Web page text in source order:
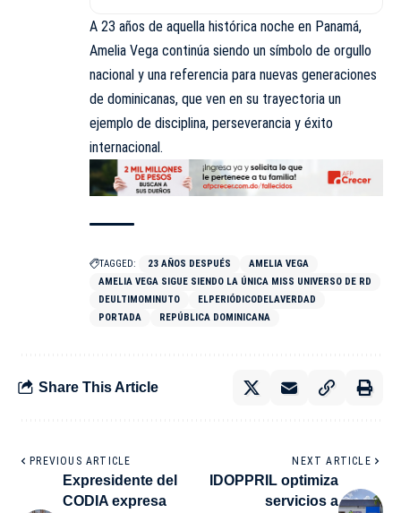
A 23 años de aquella histórica noche en Panamá,
Amelia Vega continúa siendo un símbolo de orgullo
nacional y una referencia para nuevas generaciones
de dominicanas, que ven en su trayectoria un
ejemplo de disciplina, perseverancia y éxito
internacional.
TAGGED: 23 AÑOS DESPUÉS
AMELIA VEGA
AMELIA VEGA SIGUE SIENDO LA ÚNICA MISS UNIVERSO DE RD
DEULTIMOMINUTO
ELPERIÓDICODELAVERDAD
PORTADA
REPÚBLICA DOMINICANA
Share This Article
PREVIOUS ARTICLE
Expresidente del
CODIA expresa
NEXT ARTICLE
IDOPPRIL optimiza
servicios a